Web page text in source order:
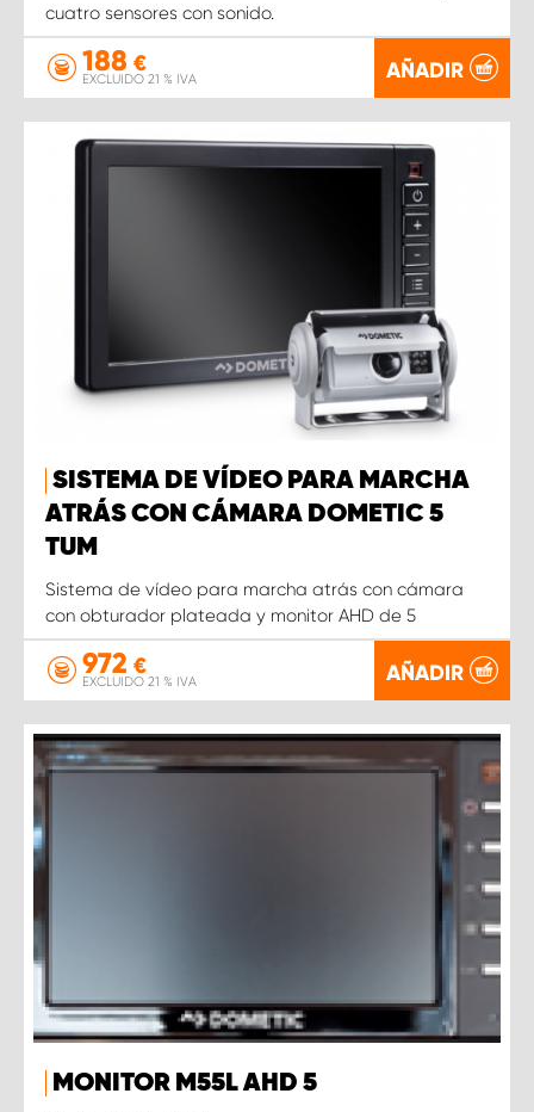
cuatro sensores con sonido.
188 €
EXCLUIDO 21 % IVA AÑADIR
SISTEMA DE VÍDEO PARA MARCHA
ATRÁS CON CÁMARA DOMETIC 5
TUM
Sistema de vídeo para marcha atrás con cámara
con obturador plateada y monitor AHD de 5
972 €
EXCLUIDO 21 % IVA AÑADIR
MONITOR M55L AHD 5